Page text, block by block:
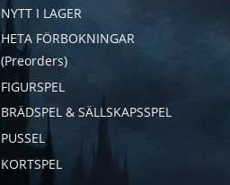
NYTT I LAGER
HETA FÖRBOKNINGAR
(Preorders)
FIGURSPEL
BRÄDSPEL & SÄLLSKAPSSPEL
PUSSEL
KORTSPEL